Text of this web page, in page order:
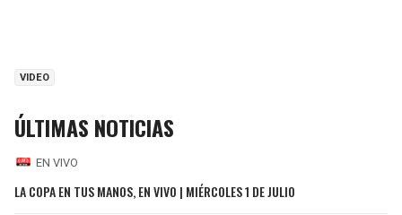
VIDEO
ÚLTIMAS NOTICIAS
EN VIVO
LA COPA EN TUS MANOS, EN VIVO | MIÉRCOLES 1 DE JULIO